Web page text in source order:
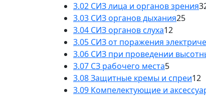
3.02 СИЗ лица и органов зрения
3.03 СИЗ органов дыхания25
3.04 СИЗ органов слуха12
3.05 СИЗ от поражения
3.06 СИЗ при проведении
3.07 СЗ рабочего места5
3.08 Защитные кремы и спреи12
3.09 Компелектующие и